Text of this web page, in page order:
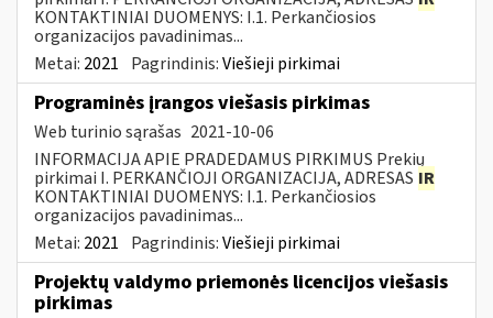
KONTAKTINIAI DUOMENYS: I.1. Perkančiosios
organizacijos pavadinimas...
Metai: 2021 Pagrindinis:Viešieji pirkimai
Programinės įrangos viešasis pirkimas
Web turinio sąrašas 2021-10-06
INFORMACIJA APIE PRADEDAMUS PIRKIMUS Prekių
pirkimai I. PERKANČIOJI ORGANIZACIJA, ADRESAS IR
KONTAKTINIAI DUOMENYS: I.1. Perkančiosios
organizacijos pavadinimas...
Metai: 2021 Pagrindinis:Viešieji pirkimai
Projektų valdymo priemonės licencijos viešasis
pirkimas